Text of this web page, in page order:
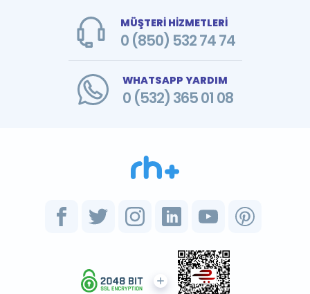
MÜŞTERİ HİZMETLERİ
0 (850) 532 74 74
WHATSAPP YARDIM
0 (532) 365 01 08